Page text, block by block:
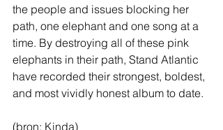
the people and issues blocking her
path, one elephant and one song at a
time. By destroying all of these pink
elephants in their path, Stand Atlantic
have recorded their strongest, boldest,
and most vividly honest album to date.
(bron: Kinda)